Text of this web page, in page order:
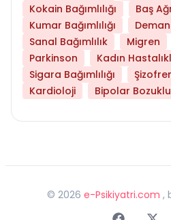
Kokain Bağımlılığı
Baş
Kumar Bağımlılığı
Sanal Bağımlılık
Migren
Parkinson
Kadın
Sigara Bağımlılığı
Kardioloji
Bipolar
© 2026 e-Psikiyatri.com ,